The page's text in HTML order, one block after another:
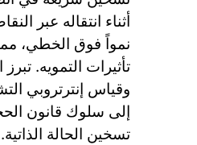
أثناء انتقاله عبر
تأثيرات التمويه.
وقياس إنترتروبي
إلى سلوك قانون
تسخين الحالة